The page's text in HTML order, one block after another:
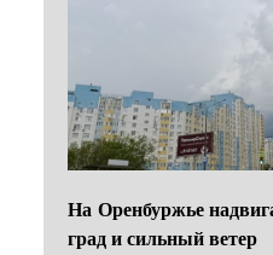
На Оренбуржье
град и сильный ветер